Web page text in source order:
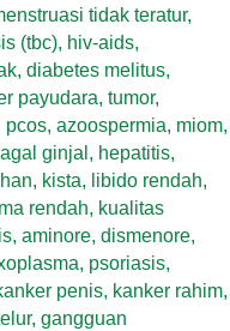
tidak teratur,
(tbc), hiv-aids,
diabetes melitus,
payudara, tumor,
azoospermia, miom,
ginjal, hepatitis,
kista, libido rendah,
rendah, kualitas
aminore, dismenore,
psoriasis,
penis, kanker rahim,
gangguan